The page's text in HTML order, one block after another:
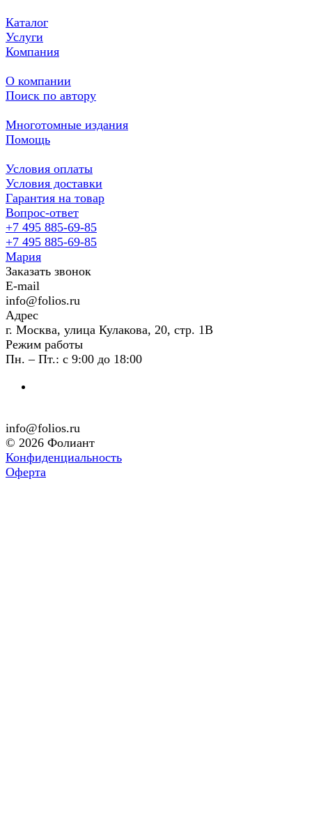
Каталог
Услуги
Компания
О компании
Поиск по автору
Многотомные издания
Помощь
Условия оплаты
Условия доставки
Гарантия на товар
Вопрос-ответ
+7 495 885-69-85
+7 495 885-69-85
Мария
Заказать звонок
E-mail
info@folios.ru
Адрес
г. Москва, улица Кулакова, 20, стр. 1В
Режим работы
Пн. – Пт.: с 9:00 до 18:00
info@folios.ru
© 2026 Фолиант
Конфиденциальность
Оферта